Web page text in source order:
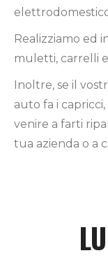
Realizziamo ed
muletti, carrelli
Inoltre, se il
auto fa i
venire a farti
tua azienda o a